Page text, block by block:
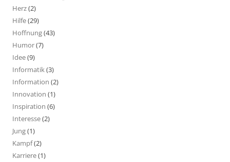
Herz(2)
Hilfe(29)
Hoffnung(43)
Humor(7)
Idee(9)
Informatik(3)
Information (2)
Innovation (1)
Inspiration (6)
Interesse(2)
Jung(1)
Kampf(2)
Karriere(1)